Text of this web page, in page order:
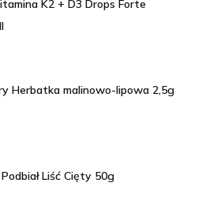
K2 + D3 Drops Forte
Herbatka malinowo-lipowa 2,5g
Liść Cięty 50g